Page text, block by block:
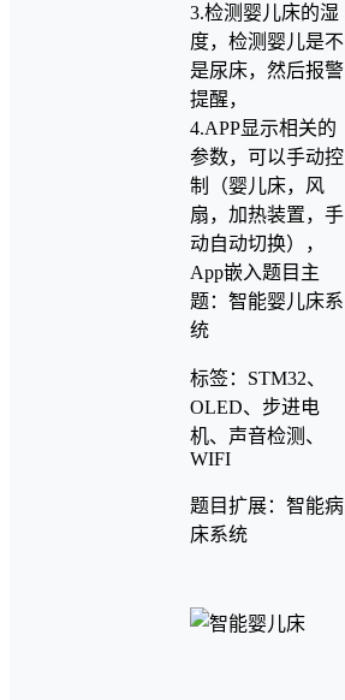
3.检测婴儿床的湿
度，检测婴儿是不
是尿床，然后报警
提醒，
4.APP显示相关的
参数，可以手动控
制（婴儿床，风
扇，加热装置，手
动自动切换），
App嵌入题目主
题：智能婴儿床系
统
标签：STM32、
OLED、步进电
机、声音检测、
WIFI
题目扩展：智能病
床系统